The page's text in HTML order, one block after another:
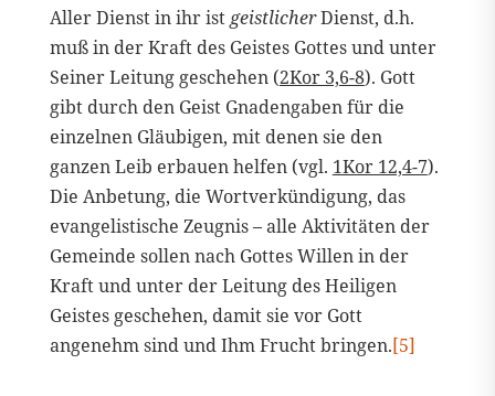
Aller Dienst in ihr ist geistlicherDienst, d.h.
muß in der Kraft des Geistes Gottes und unter
Seiner Leitung geschehen (2Kor 3,6-8). Gott
gibt durch den Geist Gnadengaben für die
einzelnen Gläubigen, mit denen sie den
ganzen Leib erbauen helfen (vgl. 1Kor 12,4-7).
Die Anbetung, die Wortverkündigung, das
evangelistische Zeugnis – alle Aktivitäten der
Gemeinde sollen nach Gottes Willen in der
Kraft und unter der Leitung des Heiligen
Geistes geschehen, damit sie vor Gott
angenehm sind und Ihm Frucht bringen.[5]